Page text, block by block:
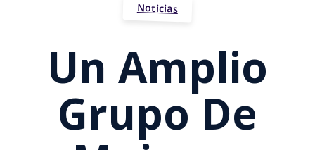
Noticias
Un Amplio
Grupo De